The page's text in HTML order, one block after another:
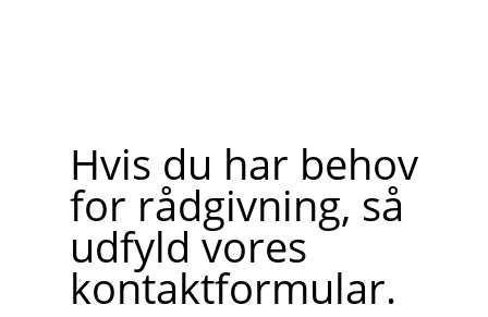
Hvis du har behov
for rådgivning, så
udfyld vores
kontaktformular.